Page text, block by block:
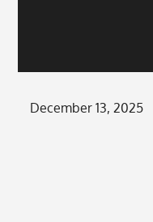
Posted
December 13, 2025